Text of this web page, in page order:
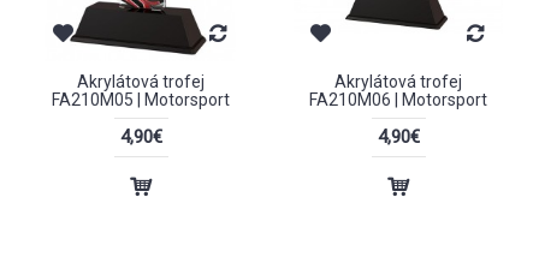
Akrylátová trofej
FA210M05 | Motorsport
4,90€
Akrylátová trofej
FA210M06 | Motorsport
4,90€